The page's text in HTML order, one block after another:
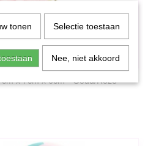
x 7cm x 6cm - Goud/Roze
tonen Selectie toestaan
Nee, niet akkoord